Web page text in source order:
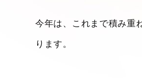
今年は、これまで積み重
ります。